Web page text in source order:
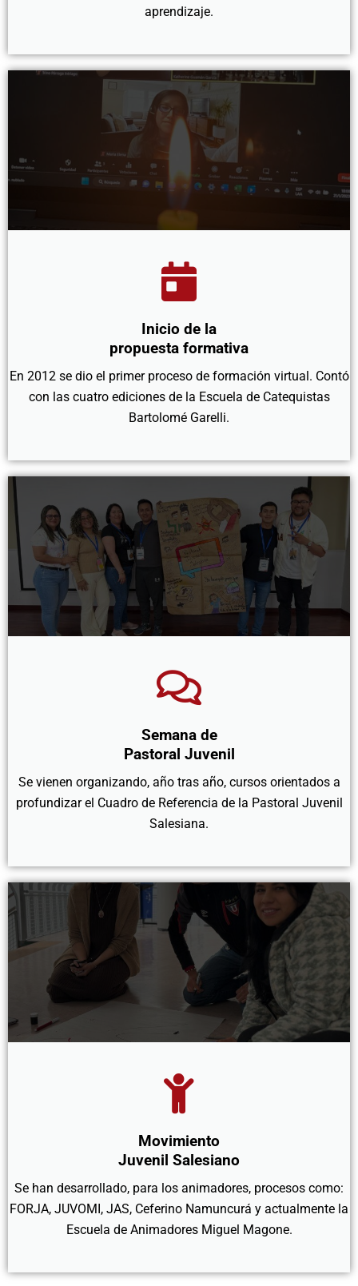
aprendizaje.
Inicio de la
propuesta formativa
En 2012 se dio el primer proceso de formación virtual. Contó
con las cuatro ediciones de la Escuela de Catequistas
Bartolomé Garelli.
Semana de
Pastoral Juvenil
Se vienen organizando, año tras año, cursos orientados a
profundizar el Cuadro de Referencia de la Pastoral Juvenil
Salesiana.
Movimiento
Juvenil Salesiano
Se han desarrollado, para los animadores, procesos como:
FORJA, JUVOMI, JAS, Ceferino Namuncurá y actualmente la
Escuela de Animadores Miguel Magone.